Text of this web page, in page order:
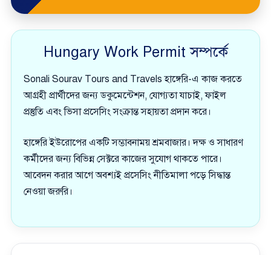
Hungary Work Permit সম্পর্কে
Sonali Sourav Tours and Travels হাঙ্গেরি-এ কাজ করতে
আগ্রহী প্রার্থীদের জন্য ডকুমেন্টেশন, যোগ্যতা যাচাই, ফাইল
প্রস্তুতি এবং ভিসা প্রসেসিং সংক্রান্ত সহায়তা প্রদান করে।
হাঙ্গেরি ইউরোপের একটি সম্ভাবনাময় শ্রমবাজার। দক্ষ ও সাধারণ
কর্মীদের জন্য বিভিন্ন সেক্টরে কাজের সুযোগ থাকতে পারে।
আবেদন করার আগে অবশ্যই প্রসেসিং নীতিমালা পড়ে সিদ্ধান্ত
নেওয়া জরুরি।